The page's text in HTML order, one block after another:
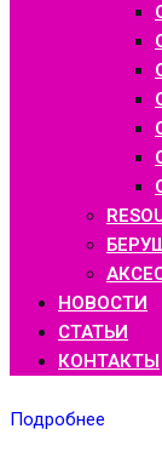
НОВОСТИ
СТАТЬИ
КОНТАКТЫ
Подробнее